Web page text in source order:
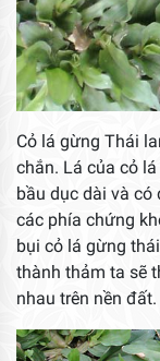
Cỏ lá gừng Thái
chắn. Lá của cỏ
bầu dục dài và có
các phía chứng
bụi cỏ lá gừng
thành thảm ta sẽ
nhau trên nền đất.